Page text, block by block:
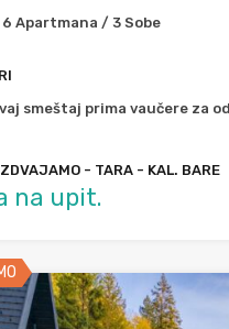
6 Apartmana / 3 Sobe
smeštaj prima vaučere za
- TARA - KAL. BARE
na upit.